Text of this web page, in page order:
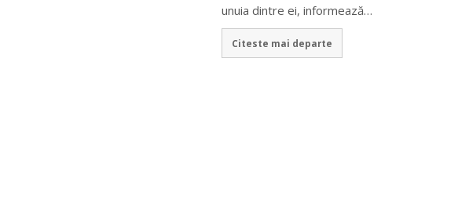
unuia dintre ei, informează…
Citeste mai departe